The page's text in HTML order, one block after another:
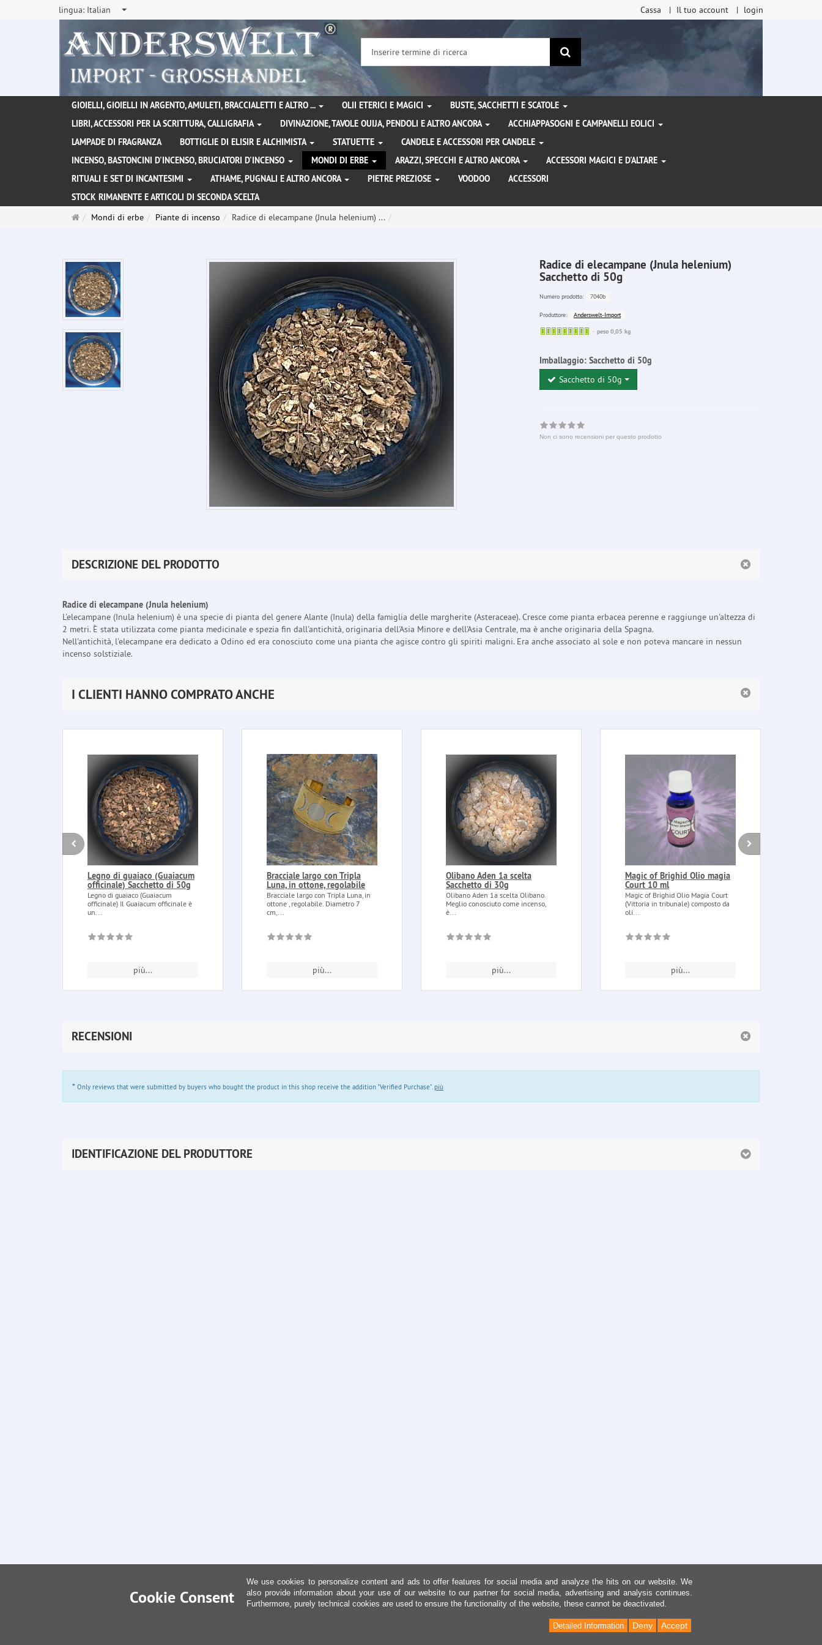
lingua: Italian Cassa Il tuo account login
ricerca
GIOIELLI, GIOIELLI IN ARGENTO, AMULETI, BRACCIALETTI E ALTRO ... OLII ETERICI E MAGICI
BUSTE, SACCHETTI E SCATOLE
LIBRI, ACCESSORI PER LA SCRITTURA, CALLIGRAFIA
DIVINAZIONE, TAVOLE OUIJA, PENDOLI E ALTRO ANCORA
ACCHIAPPASOGNI E CAMPANELLI EOLICI
LAMPADE DI FRAGRANZA
BOTTIGLIE DI ELISIR E ALCHIMISTA STATUETTE
CANDELE E ACCESSORI PER CANDELE
INCENSO, BASTONCINI D'INCENSO, BRUCIATORI D'INCENSO
MONDI DI ERBE ARAZZI, SPECCHI E ALTRO ANCORA
ACCESSORI MAGICI E D'ALTARE
RITUALI E SET DI INCANTESIMI
ATHAME, PUGNALI E ALTRO ANCORA PIETRE PREZIOSE VOODOO
ACCESSORI
STOCK RIMANENTE E ARTICOLI DI SECONDA SCELTA
PaginaMondi di erbe Piante di incenso Radice di elecampane (Jnula helenium) ...
Radice di elecampane (Jnula helenium)
Sacchetto di 50g
Numero prodotto: 7040b
Produttore:
Anderswelt-Import
Sofort
peso 0,05 kg
Imballaggio: Sacchetto di 50g
Sacchetto di 50g
Non ci sono recensioni per questo prodotto
DESCRIZIONE DEL PRODOTTO
Radice di elecampane (Jnula helenium)
L'elecampane (Inula helenium) è una specie di pianta del genere Alante (Inula) della famiglia delle margherite (Asteraceae). Cresce come pianta erbacea perenne e raggiunge un'altezza di
2 metri. È stata utilizzata come pianta medicinale e spezia fin dall'antichità, originaria dell'Asia Minore e dell'Asia Centrale, ma è anche originaria della Spagna.
Nell'antichità, l'elecampane era dedicato a Odino ed era conosciuto come una pianta che agisce contro gli spiriti maligni. Era anche associato al sole e non poteva mancare in nessun
incenso solstiziale.
I CLIENTI HANNO COMPRATO ANCHE
Legno di guaiaco (Guaiacum
officinale) Sacchetto di 50g
Legno di guaiaco (Guaiacum
officinale) Il Guaiacum officinale è
un...
più...
Bracciale largo con Tripla
Luna, in ottone, regolabile
Bracciale largo con Tripla Luna, in
ottone , regolabile. Diametro 7
cm,...
più...
Olibano Aden 1a scelta
Sacchetto di 30g
Olibano Aden 1a scelta Olibano.
Meglio conosciuto come incenso,
è...
più...
Magic of Brighid Olio magia
Court 10 ml
Magic of Brighid Olio Magia Court
(Vittoria in tribunale) composto da
oli...
più...
RECENSIONI
* Only reviews that were submitted by buyers who bought the product in this shop receive the addition "Verified Purchase".più
IDENTIFICAZIONE DEL PRODUTTORE
Cookie Consent
We use cookies to personalize content and ads to offer features for social media and analyze the hits on our website. We
also provide information about your use of our website to our partner for social media, advertising and analysis continues.
Furthermore, purely technical cookies are used to ensure the functionality of the website, these cannot be deactivated.
Accept
Deny
Detailed Information